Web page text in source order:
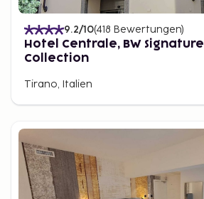
9.2/10(418 Bewertungen)
Hotel Centrale, BW Signature
Collection
Tirano, Italien